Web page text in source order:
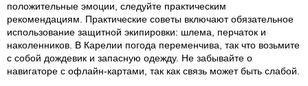
положительные эмоции, следуйте практическим
рекомендациям. Практические советы включают обязательное
использование защитной экипировки: шлема, перчаток и
наколенников. В Карелии погода переменчива, так что возьмите
с собой дождевик и запасную одежду. Не забывайте о
навигаторе с офлайн-картами, так как связь может быть слабой.